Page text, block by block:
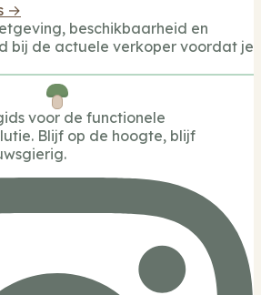
→
beschikbaarheid en
bij de actuele verkoper voordat je
voor de functionele
Blijf op de hoogte, blijf